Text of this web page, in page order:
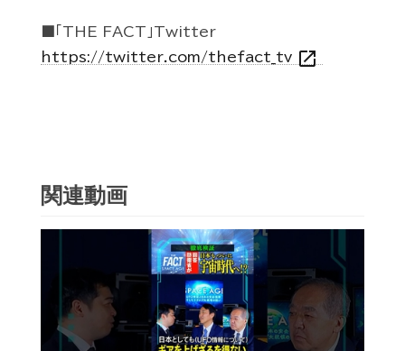
■「THE FACT」Twitter
https://twitter.com/thefact_tv open_in_new
関連動画